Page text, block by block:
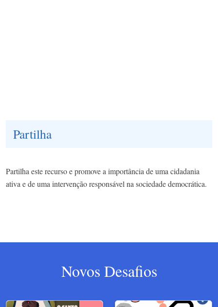
Partilha
Partilha este recurso e promove a importância de uma cidadania
ativa e de uma intervenção responsável na sociedade democrática.
Novos Desafios